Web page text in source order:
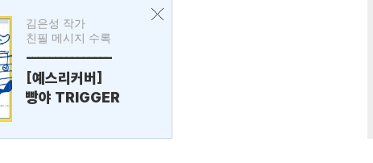
김은성 작가
친필 메시지 수록
---------------
[예스리커버]
빵야 TRIGGER